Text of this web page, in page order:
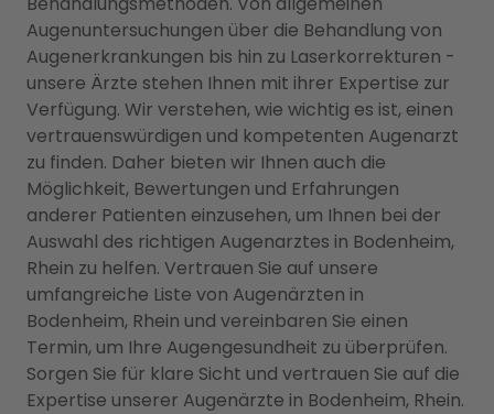
Augenuntersuchungen über die Behandlung von
Augenerkrankungen bis hin zu Laserkorrekturen -
unsere Ärzte stehen Ihnen mit ihrer Expertise zur
Verfügung. Wir verstehen, wie wichtig es ist, einen
vertrauenswürdigen und kompetenten Augenarzt
zu finden. Daher bieten wir Ihnen auch die
Möglichkeit, Bewertungen und Erfahrungen
anderer Patienten einzusehen, um Ihnen bei der
Auswahl des richtigen Augenarztes in Bodenheim,
Rhein zu helfen. Vertrauen Sie auf unsere
umfangreiche Liste von Augenärzten in
Bodenheim, Rhein und vereinbaren Sie einen
Termin, um Ihre Augengesundheit zu überprüfen.
Sorgen Sie für klare Sicht und vertrauen Sie auf die
Expertise unserer Augenärzte in Bodenheim, Rhein.